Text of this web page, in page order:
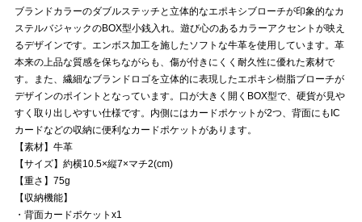
ブランドカラーのダブルステッチと立体的なエポキシブローチが印象的なカ
ステルバジャックのBOX型小銭入れ。遊び心のあるカラーアクセントが映え
るデザインです。エンボス加工を施したソフトな牛革を使用しています。革
本来の上品な質感を保ちながらも、傷が付きにくく耐久性に優れた素材で
す。また、繊細なブランドロゴを立体的に表現したエポキシ樹脂ブローチが
デザインのポイントとなっています。口が大きく開くBOX型で、硬貨が見や
すく取り出しやすい仕様です。内側にはカードポケットが2つ、背面にもIC
カードなどの収納に便利なカードポケットがあります。
【素材】牛革
【サイズ】約横10.5×縦7×マチ2(cm)
【重さ】75g
【収納機能】
・背面カードポケットx1